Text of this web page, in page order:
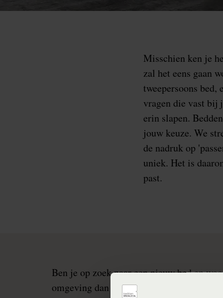
Misschien ken je
zal het eens gaan
tweepersoons
vragen die vast bij
erin slapen.
jouw keuze. We
de nadruk op
uniek. Het is
past.
Ben je op zoek naar een nieuw bed en
omgeving dan ben je bij ons aan het juiste